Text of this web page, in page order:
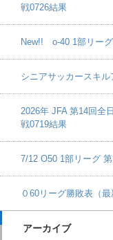
戦0726結果
New!! o-40 1部リーグ
シニアサッカースキ
2026年 JFA 第14回全
戦0719結果
7/12 O50 1部リーグ
０60リーグ勝敗表（最
アーカイブ